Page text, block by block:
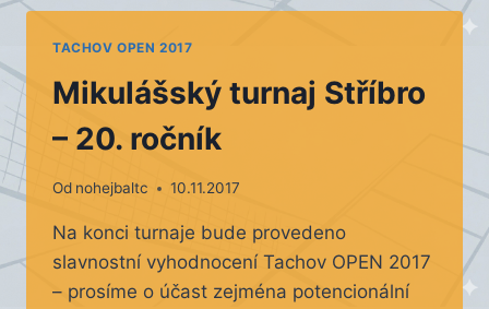
PŘIHLÁŠKY
TACHOV OPEN 2017
Mikulášský turnaj Stříbro
– 20. ročník
Od nohejbaltc 10.11.2017
Na konci turnaje bude provedeno
slavnostní vyhodnocení Tachov OPEN 2017
– prosíme o účast zejména potencionální